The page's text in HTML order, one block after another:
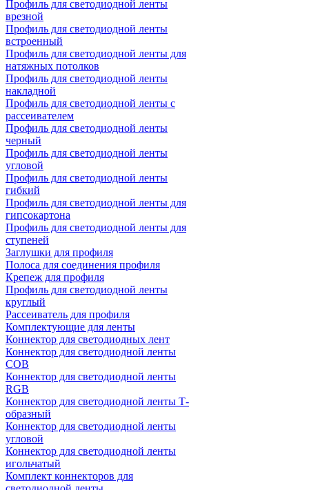
Профиль для светодиодной ленты
врезной
Профиль для светодиодной ленты
встроенный
Профиль для светодиодной ленты для
натяжных потолков
Профиль для светодиодной ленты
накладной
Профиль для светодиодной ленты с
рассеивателем
Профиль для светодиодной ленты
черный
Профиль для светодиодной ленты
угловой
Профиль для светодиодной ленты
гибкий
Профиль для светодиодной ленты для
гипсокартона
Профиль для светодиодной ленты для
ступеней
Заглушки для профиля
Полоса для соединения профиля
Крепеж для профиля
Профиль для светодиодной ленты
круглый
Рассеиватель для профиля
Комплектующие для ленты
Коннектор для светодиодных лент
Коннектор для светодиодной ленты
COB
Коннектор для светодиодной ленты
RGB
Коннектор для светодиодной ленты Т-
образный
Коннектор для светодиодной ленты
угловой
Коннектор для светодиодной ленты
игольчатый
Комплект коннекторов для